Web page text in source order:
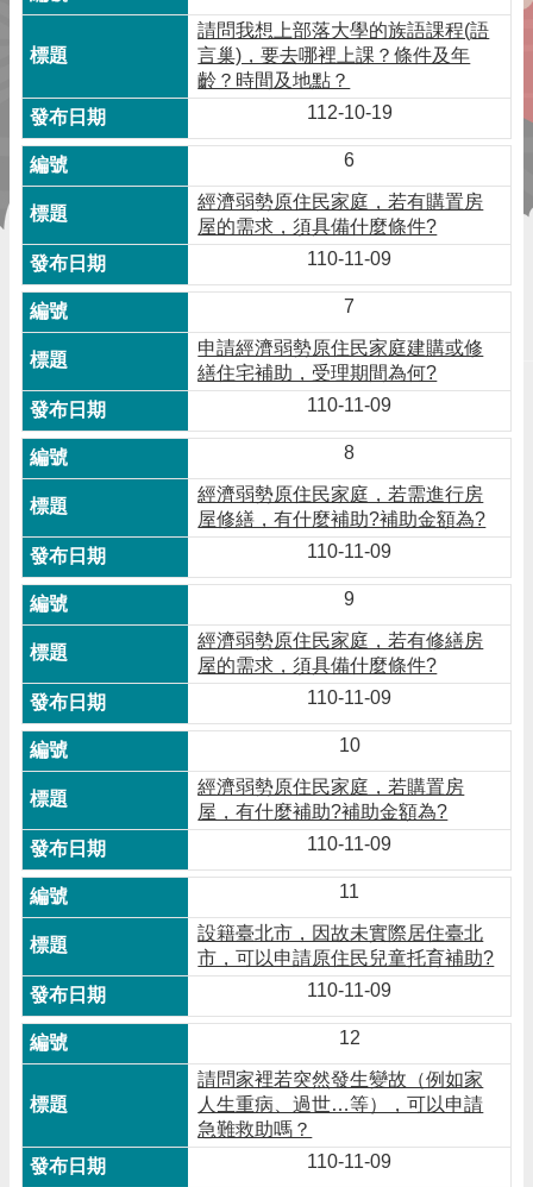
請問我想上部落大學的族語課程(語
言巢)，要去哪裡上課？條件及年
齡？時間及地點？
112-10-19
6
經濟弱勢原住民家庭，若有購置房
屋的需求，須具備什麼條件?
110-11-09
7
申請經濟弱勢原住民家庭建購或修
繕住宅補助，受理期間為何?
110-11-09
8
經濟弱勢原住民家庭，若需進行房
屋修繕，有什麼補助?補助金額為?
110-11-09
9
經濟弱勢原住民家庭，若有修繕房
屋的需求，須具備什麼條件?
110-11-09
10
經濟弱勢原住民家庭，若購置房
屋，有什麼補助?補助金額為?
110-11-09
11
設籍臺北市，因故未實際居住臺北
市，可以申請原住民兒童托育補助?
110-11-09
12
請問家裡若突然發生變故（例如家
人生重病、過世…等），可以申請
急難救助嗎？
110-11-09